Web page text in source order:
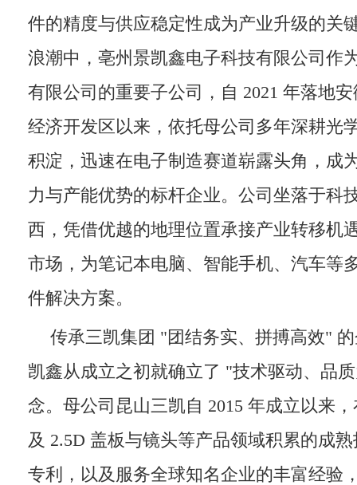
件的精度与供应稳定性成为产业升级的关
浪潮中，亳州景凯鑫电子科技有限公司作
有限公司的重要子公司，自 2021 年落地
经济开发区以来，依托母公司多年深耕光
积淀，迅速在电子制造赛道崭露头角，成
力与产能优势的标杆企业。公司坐落于科
西，凭借优越的地理位置承接产业转移机
市场，为笔记本电脑、智能手机、汽车等
件解决方案。
传承三凯集团 "团结务实、拼搏高效"
凯鑫从成立之初就确立了 "技术驱动、品
念。母公司昆山三凯自 2015 年成立以来
及 2.5D 盖板与镜头等产品领域积累的成
专利，以及服务全球知名企业的丰富经验